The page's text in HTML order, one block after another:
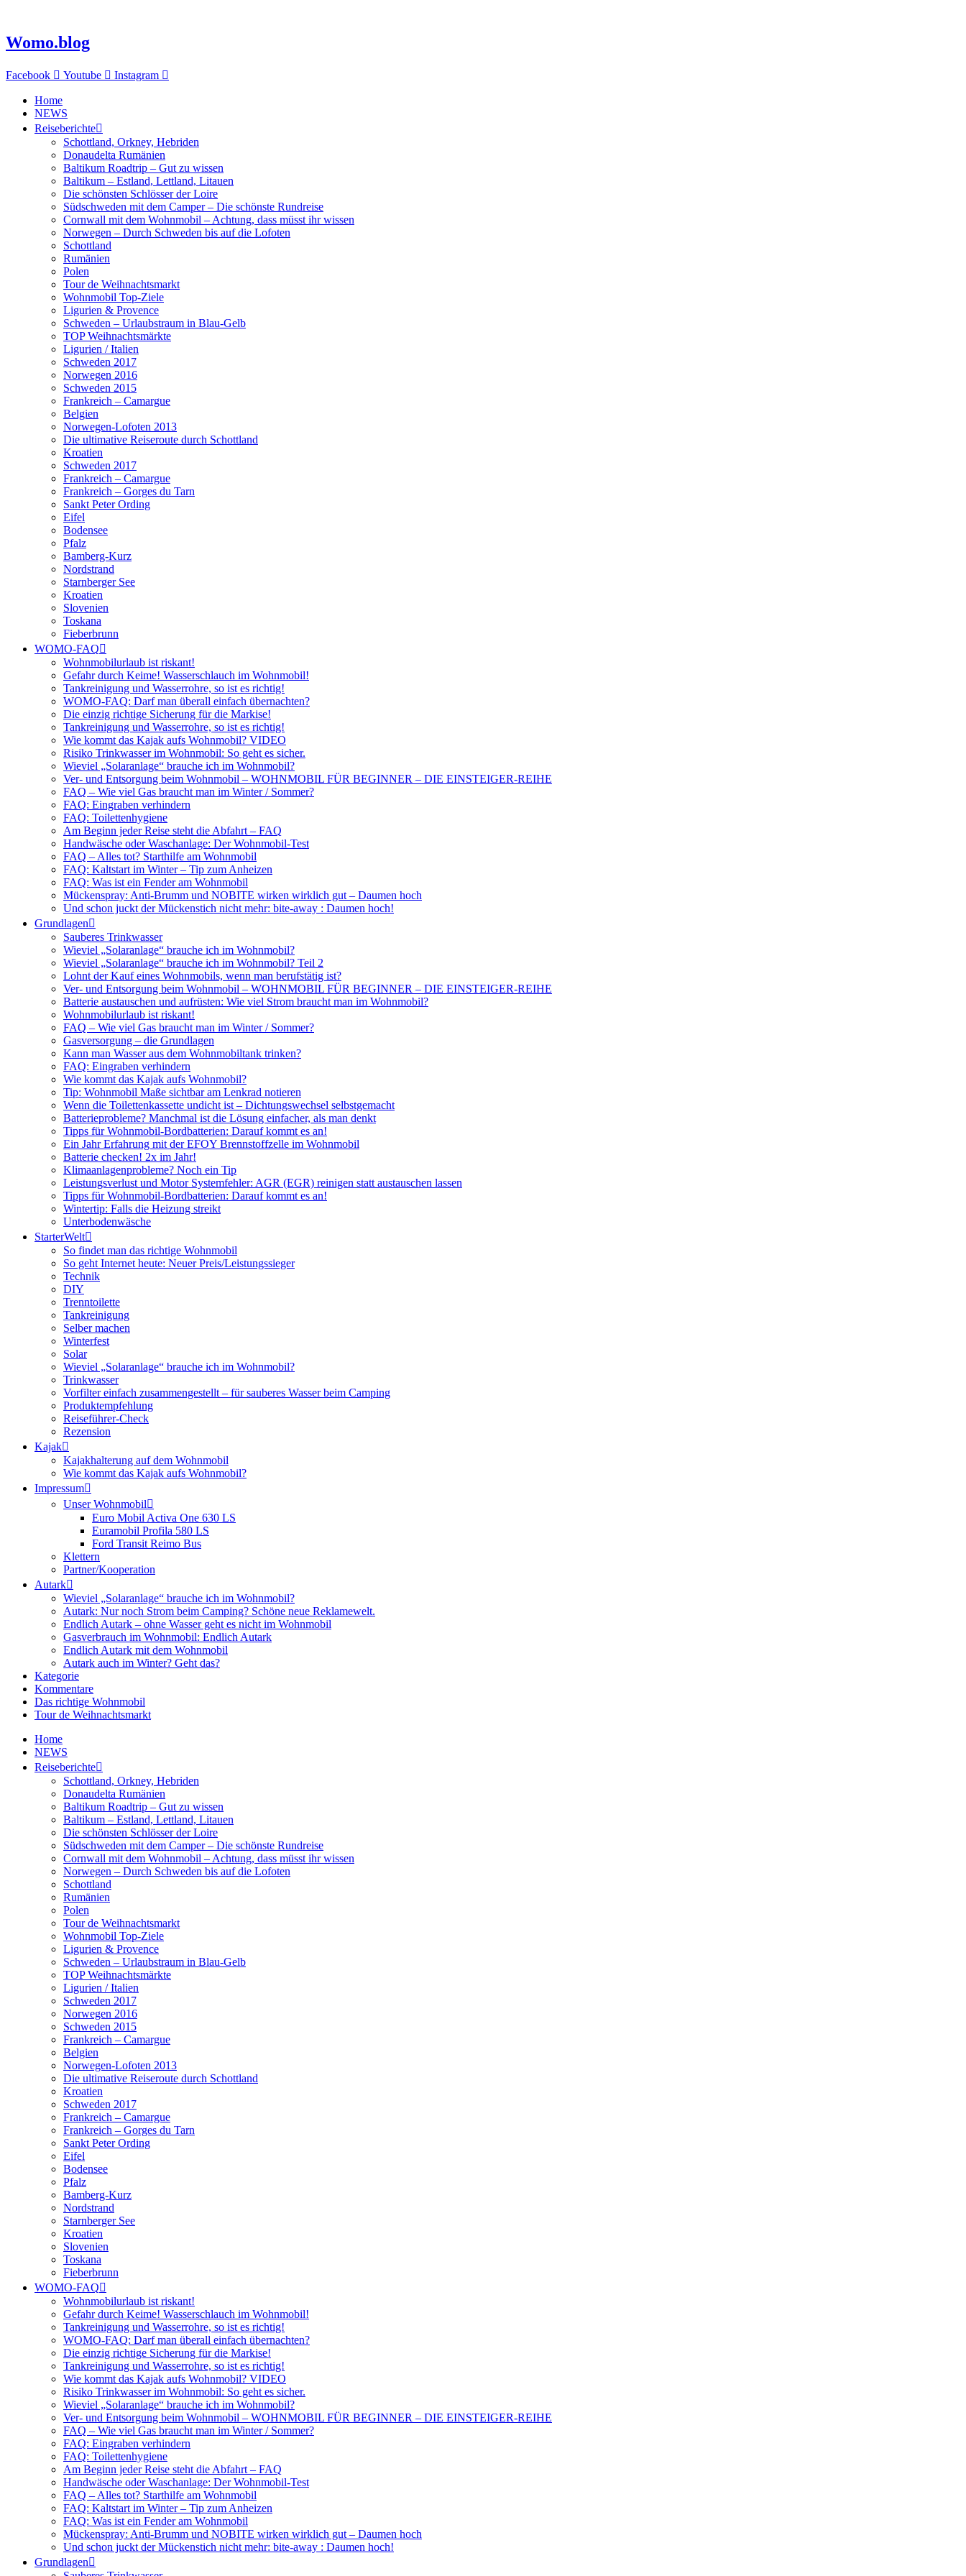
springen
Womo.blog
Facebook Youtube Instagram
Home
NEWS
Reiseberichte
Schottland, Orkney, Hebriden
Donaudelta Rumänien
Baltikum Roadtrip – Gut zu wissen
Baltikum – Estland, Lettland, Litauen
Die schönsten Schlösser der Loire
Südschweden mit dem Camper – Die schönste Rundreise
Cornwall mit dem Wohnmobil – Achtung, dass müsst ihr wissen
Norwegen – Durch Schweden bis auf die Lofoten
Schottland
Rumänien
Polen
Tour de Weihnachtsmarkt
Wohnmobil Top-Ziele
Ligurien & Provence
Schweden – Urlaubstraum in Blau-Gelb
TOP Weihnachtsmärkte
Ligurien / Italien
Schweden 2017
Norwegen 2016
Schweden 2015
Frankreich – Camargue
Belgien
Norwegen-Lofoten 2013
Die ultimative Reiseroute durch Schottland
Kroatien
Schweden 2017
Frankreich – Camargue
Frankreich – Gorges du Tarn
Sankt Peter Ording
Eifel
Bodensee
Pfalz
Bamberg-Kurz
Nordstrand
Starnberger See
Kroatien
Slovenien
Toskana
Fieberbrunn
WOMO-FAQ
Wohnmobilurlaub ist riskant!
Gefahr durch Keime! Wasserschlauch im Wohnmobil!
Tankreinigung und Wasserrohre, so ist es richtig!
WOMO-FAQ: Darf man überall einfach übernachten?
Die einzig richtige Sicherung für die Markise!
Tankreinigung und Wasserrohre, so ist es richtig!
Wie kommt das Kajak aufs Wohnmobil? VIDEO
Risiko Trinkwasser im Wohnmobil: So geht es sicher.
Wieviel „Solaranlage“ brauche ich im Wohnmobil?
Ver- und Entsorgung beim Wohnmobil – WOHNMOBIL FÜR BEGINNER – DIE EINSTEIGER-REIHE
FAQ – Wie viel Gas braucht man im Winter / Sommer?
FAQ: Eingraben verhindern
FAQ: Toilettenhygiene
Am Beginn jeder Reise steht die Abfahrt – FAQ
Handwäsche oder Waschanlage: Der Wohnmobil-Test
FAQ – Alles tot? Starthilfe am Wohnmobil
FAQ: Kaltstart im Winter – Tip zum Anheizen
FAQ: Was ist ein Fender am Wohnmobil
Mückenspray: Anti-Brumm und NOBITE wirken wirklich gut – Daumen hoch
Und schon juckt der Mückenstich nicht mehr: bite-away : Daumen hoch!
Grundlagen
Sauberes Trinkwasser
Wieviel „Solaranlage“ brauche ich im Wohnmobil?
Wieviel „Solaranlage“ brauche ich im Wohnmobil? Teil 2
Lohnt der Kauf eines Wohnmobils, wenn man berufstätig ist?
Ver- und Entsorgung beim Wohnmobil – WOHNMOBIL FÜR BEGINNER – DIE EINSTEIGER-REIHE
Batterie austauschen und aufrüsten: Wie viel Strom braucht man im Wohnmobil?
Wohnmobilurlaub ist riskant!
FAQ – Wie viel Gas braucht man im Winter / Sommer?
Gasversorgung – die Grundlagen
Kann man Wasser aus dem Wohnmobiltank trinken?
FAQ: Eingraben verhindern
Wie kommt das Kajak aufs Wohnmobil?
Tip: Wohnmobil Maße sichtbar am Lenkrad notieren
Wenn die Toilettenkassette undicht ist – Dichtungswechsel selbstgemacht
Batterieprobleme? Manchmal ist die Lösung einfacher, als man denkt
Tipps für Wohnmobil-Bordbatterien: Darauf kommt es an!
Ein Jahr Erfahrung mit der EFOY Brennstoffzelle im Wohnmobil
Batterie checken! 2x im Jahr!
Klimaanlagenprobleme? Noch ein Tip
Leistungsverlust und Motor Systemfehler: AGR (EGR) reinigen statt austauschen lassen
Tipps für Wohnmobil-Bordbatterien: Darauf kommt es an!
Wintertip: Falls die Heizung streikt
Unterbodenwäsche
StarterWelt
So findet man das richtige Wohnmobil
So geht Internet heute: Neuer Preis/Leistungssieger
Technik
DIY
Trenntoilette
Tankreinigung
Selber machen
Winterfest
Solar
Wieviel „Solaranlage“ brauche ich im Wohnmobil?
Trinkwasser
Vorfilter einfach zusammengestellt – für sauberes Wasser beim Camping
Produktempfehlung
Reiseführer-Check
Rezension
Kajak
Kajakhalterung auf dem Wohnmobil
Wie kommt das Kajak aufs Wohnmobil?
Impressum
Unser Wohnmobil
Euro Mobil Activa One 630 LS
Euramobil Profila 580 LS
Ford Transit Reimo Bus
Klettern
Partner/Kooperation
Autark
Wieviel „Solaranlage“ brauche ich im Wohnmobil?
Autark: Nur noch Strom beim Camping? Schöne neue Reklamewelt.
Endlich Autark – ohne Wasser geht es nicht im Wohnmobil
Gasverbrauch im Wohnmobil: Endlich Autark
Endlich Autark mit dem Wohnmobil
Autark auch im Winter? Geht das?
Kategorie
Kommentare
Das richtige Wohnmobil
Tour de Weihnachtsmarkt
Home
NEWS
Reiseberichte
Schottland, Orkney, Hebriden
Donaudelta Rumänien
Baltikum Roadtrip – Gut zu wissen
Baltikum – Estland, Lettland, Litauen
Die schönsten Schlösser der Loire
Südschweden mit dem Camper – Die schönste Rundreise
Cornwall mit dem Wohnmobil – Achtung, dass müsst ihr wissen
Norwegen – Durch Schweden bis auf die Lofoten
Schottland
Rumänien
Polen
Tour de Weihnachtsmarkt
Wohnmobil Top-Ziele
Ligurien & Provence
Schweden – Urlaubstraum in Blau-Gelb
TOP Weihnachtsmärkte
Ligurien / Italien
Schweden 2017
Norwegen 2016
Schweden 2015
Frankreich – Camargue
Belgien
Norwegen-Lofoten 2013
Die ultimative Reiseroute durch Schottland
Kroatien
Schweden 2017
Frankreich – Camargue
Frankreich – Gorges du Tarn
Sankt Peter Ording
Eifel
Bodensee
Pfalz
Bamberg-Kurz
Nordstrand
Starnberger See
Kroatien
Slovenien
Toskana
Fieberbrunn
WOMO-FAQ
Wohnmobilurlaub ist riskant!
Gefahr durch Keime! Wasserschlauch im Wohnmobil!
Tankreinigung und Wasserrohre, so ist es richtig!
WOMO-FAQ: Darf man überall einfach übernachten?
Die einzig richtige Sicherung für die Markise!
Tankreinigung und Wasserrohre, so ist es richtig!
Wie kommt das Kajak aufs Wohnmobil? VIDEO
Risiko Trinkwasser im Wohnmobil: So geht es sicher.
Wieviel „Solaranlage“ brauche ich im Wohnmobil?
Ver- und Entsorgung beim Wohnmobil – WOHNMOBIL FÜR BEGINNER – DIE EINSTEIGER-REIHE
FAQ – Wie viel Gas braucht man im Winter / Sommer?
FAQ: Eingraben verhindern
FAQ: Toilettenhygiene
Am Beginn jeder Reise steht die Abfahrt – FAQ
Handwäsche oder Waschanlage: Der Wohnmobil-Test
FAQ – Alles tot? Starthilfe am Wohnmobil
FAQ: Kaltstart im Winter – Tip zum Anheizen
FAQ: Was ist ein Fender am Wohnmobil
Mückenspray: Anti-Brumm und NOBITE wirken wirklich gut – Daumen hoch
Und schon juckt der Mückenstich nicht mehr: bite-away : Daumen hoch!
Grundlagen